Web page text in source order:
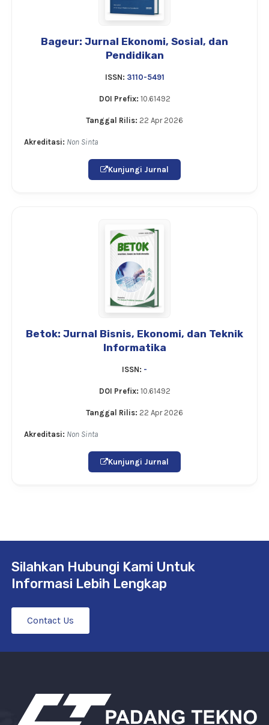
Bageur: Jurnal Ekonomi, Sosial, dan
Pendidikan
ISSN: 3110-5491
DOI Prefix: 10.61492
Tanggal Rilis: 22 Apr 2026
Akreditasi: Non Sinta
Kunjungi Jurnal
Betok: Jurnal Bisnis, Ekonomi, dan Teknik
Informatika
ISSN: -
DOI Prefix: 10.61492
Tanggal Rilis: 22 Apr 2026
Akreditasi: Non Sinta
Kunjungi Jurnal
Silahkan Hubungi Kami Untuk
Informasi Lebih Lengkap
Contact Us